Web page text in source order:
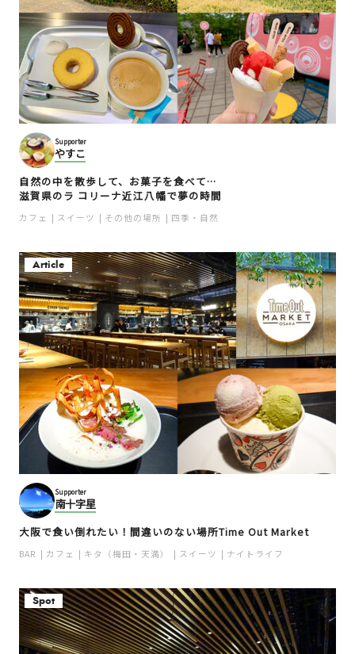
Supporter
やすこ
自然の中を散歩して、お菓子を食べて…
滋賀県のラ コリーナ近江八幡で夢の時間
カフェ スイーツ その他の場所 四季・自然
Article
Supporter
南十字星
大阪で食い倒れたい！間違いのない場所Time Out Market
BAR カフェ キタ（梅田・天満） スイーツ ナイトライフ
Spot